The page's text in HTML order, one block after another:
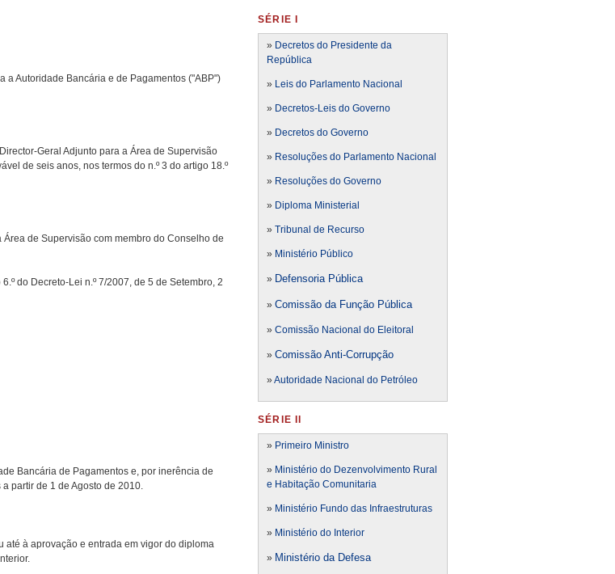
a Autoridade Bancária e de Pagamentos ("ABP")
Geral Adjunto para a Área de Supervisão
de seis anos, nos termos do n.º 3 do artigo 18.º
de Supervisão com membro do Conselho de
do Decreto-Lei n.º 7/2007, de 5 de Setembro, 2
Bancária de Pagamentos e, por inerência de
partir de 1 de Agosto de 2010.
até à aprovação e entrada em vigor do diploma
SÉRIE I
» Decretos do Presidente da
República
» Leis do Parlamento Nacional
» Decretos-Leis do Governo
» Decretos do Governo
» Resoluções do Parlamento Nacional
» Resoluções do Governo
» Diploma Ministerial
» Tribunal de Recurso
» Ministério Público
» Defensoria Pública
» Comissão da Função Pública
» Comissão Nacional do Eleitoral
» Comissão Anti-Corrupção
» Autoridade Nacional do Petróleo
SÉRIE II
» Primeiro Ministro
» Ministério do Dezenvolvimento Rural
e Habitação Comunitaria
» Ministério Fundo das Infraestruturas
» Ministério do Interior
» Ministério da Defesa